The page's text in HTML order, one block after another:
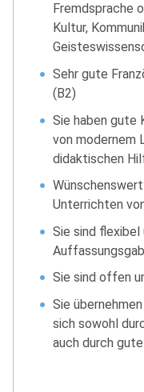
Fremdsprache
Kultur,
Sehr gute
(B2)
Sie haben gute
von modernem
didaktischen
Unterrichten
Sie sind flexibel
Sie sind offen
Sie
sich sowohl
auch durch